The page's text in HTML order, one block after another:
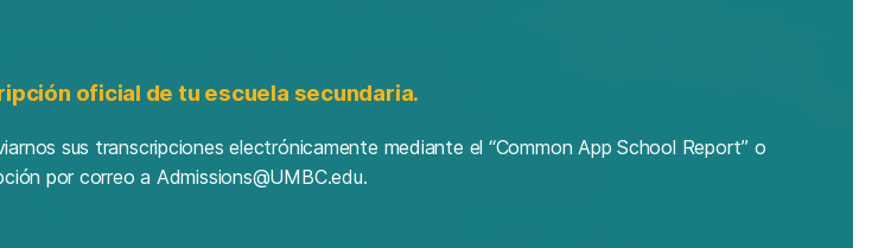
oficial de tu escuela secundaria.
sus transcripciones electrónicamente mediante el “Common App School Report” o
por correo a Admissions@UMBC.edu.